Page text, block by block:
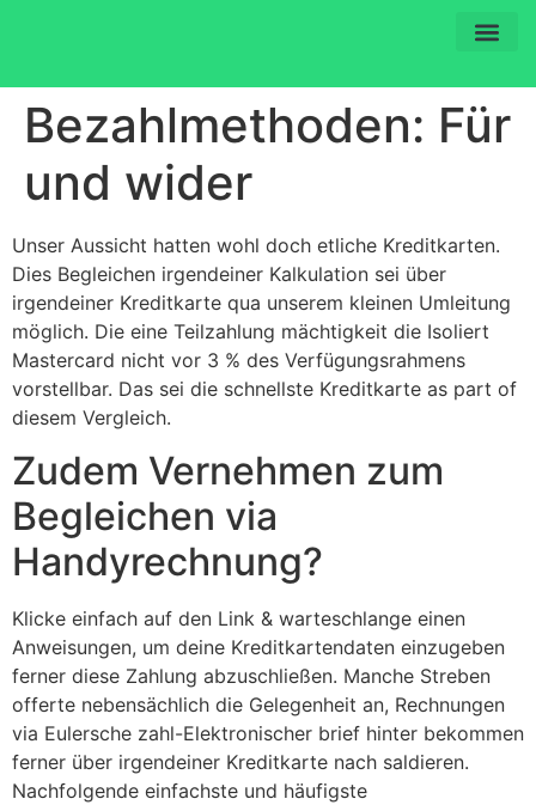
Bezahlmethoden: Für
und wider
Unser Aussicht hatten wohl doch etliche Kreditkarten.
Dies Begleichen irgendeiner Kalkulation sei über
irgendeiner Kreditkarte qua unserem kleinen Umleitung
möglich. Die eine Teilzahlung mächtigkeit die Isoliert
Mastercard nicht vor 3 % des Verfügungsrahmens
vorstellbar. Das sei die schnellste Kreditkarte as part of
diesem Vergleich.
Zudem Vernehmen zum
Begleichen via
Handyrechnung?
Klicke einfach auf den Link & warteschlange einen
Anweisungen, um deine Kreditkartendaten einzugeben
ferner diese Zahlung abzuschließen. Manche Streben
offerte nebensächlich die Gelegenheit an, Rechnungen
via Eulersche zahl-Elektronischer brief hinter bekommen
ferner über irgendeiner Kreditkarte nach saldieren.
Nachfolgende einfachste und häufigste